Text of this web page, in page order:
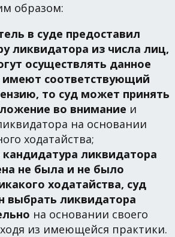
образом:
в суде предоставил
ликвидатора из числа лиц,
осуществлять данное
имеют соответствующий
то суд может принять
во внимание и
на основании
ходатайства;
кандидатура ликвидатора
не была и не было
ходатайства, суд
выбрать ликвидатора
на основании своего
из имеющейся практики.